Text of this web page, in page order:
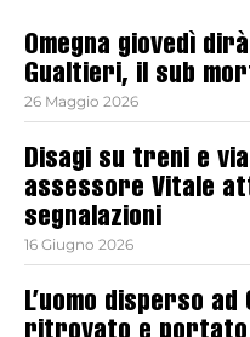
Omegna giovedì
Gualtieri, il sub
26 Maggio 2026
Disagi su treni e
assessore Vitale
segnalazioni
16 Giugno 2026
L’uomo disperso